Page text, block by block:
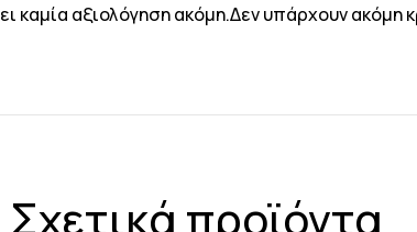
καμία αξιολόγηση ακόμη.Δεν υπάρχουν ακόμη
Σχετικά προϊόντα